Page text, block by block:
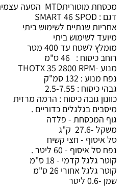
מכסחת מוטוריתMTD הסעה עצמית 46 ס"מ .
דגם : SMART 46 SPOD
אחריות שנתיים לשימוש ביתי
מיועד לשימוש ביתי
מומלץ לשטח עד 400 מטר
רוחב כיסוח : 46 ס"מ
מנוע -THOTX 35 2800 RPM
נפח מנוע : 132 סמ"ק
גבהי כיסוח : 2.5-7.55
כוונון גובה כיסוח : הרמה מרזית
מיסבים בגלגלים כדוריים .
גוף המכסחת - פלדה
משקל -27.6 ק"ג
סל איסוף - חצי קשיח
נפח סל איסוף - 60 ליטר .
קוטר גלגל קדמי - 18 ס"מ
קוטר גלגל אחורי 26 ס"מ
שמן -0.6 ליטר